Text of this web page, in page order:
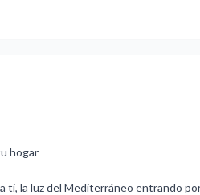
hogar
ti, la luz del Mediterráneo entrando